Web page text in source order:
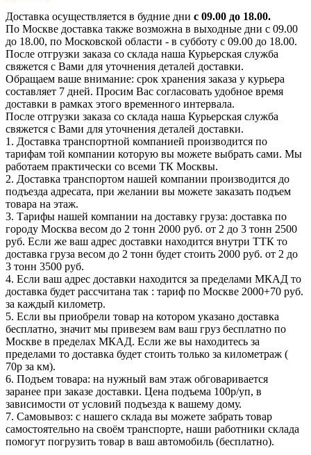
Доставка осуществляется в будние дни с 09.00 до 18.00.
По Москве доставка также возможна в выходные дни с 09.00
до 18.00, по Московской области - в субботу с 09.00 до 18.00.
После отгрузки заказа со склада наша Курьерская служба
свяжется с Вами для уточнения деталей доставки.
Обращаем ваше внимание: срок хранения заказа у курьера
составляет 7 дней. Просим Вас согласовать удобное время
доставки в рамках этого временного интервала.
После отгрузки заказа со склада наша Курьерская служба
свяжется с Вами для уточнения деталей доставки.
1. Доставка транспортной компанией производится по
тарифам той компании которую вы можете выбрать сами. Мы
работаем практически со всеми ТК Москвы.
2. Доставка транспортом нашей компании производится до
подъезда адресата, при желании вы можете заказать подъем
товара на этаж.
3. Тарифы нашей компании на доставку груза: доставка по
городу Москва весом до 2 тонн 2000 руб. от 2 до 3 тонн 2500
руб. Если же ваш адрес доставки находится внутри ТТК то
доставка груза весом до 2 тонн будет стоить 2000 руб. от 2 до
3 тонн 3500 руб.
4. Если ваш адрес доставки находится за пределами МКАД то
доставка будет рассчитана так : тариф по Москве 2000+70 руб.
за каждый километр.
5. Если вы приобрели товар на котором указано доставка
бесплатно, значит мы привезем вам ваш груз бесплатно по
Москве в пределах МКАД. Если же вы находитесь за
пределами то доставка будет стоить только за километраж (
70р за км).
6. Подъем товара: на нужный вам этаж обговаривается
заранее при заказе доставки. Цена подъема 100р/уп, в
зависимости от условий подъезда к вашему дому.
7. Самовывоз: с нашего склада вы можете забрать товар
самостоятельно на своём транспорте, наши работники склада
помогут погрузить товар в ваш автомобиль (бесплатно).